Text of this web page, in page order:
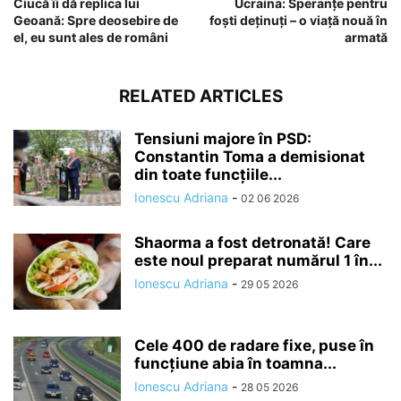
Ciucă îi dă replica lui
Geoană: Spre deosebire de
el, eu sunt ales de români
Ucraina: Speranțe pentru
foști deținuți – o viață nouă în
armată
RELATED ARTICLES
Tensiuni majore în PSD:
Constantin Toma a demisionat
din toate funcțiile...
Ionescu Adriana - 02 06 2026
Shaorma a fost detronată! Care
este noul preparat numărul 1 în...
Ionescu Adriana - 29 05 2026
Cele 400 de radare fixe, puse în
funcțiune abia în toamna...
Ionescu Adriana - 28 05 2026